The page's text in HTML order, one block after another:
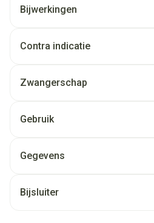
Bijwerkingen
Contra indicatie
Zwangerschap
Gebruik
Gegevens
Bijsluiter